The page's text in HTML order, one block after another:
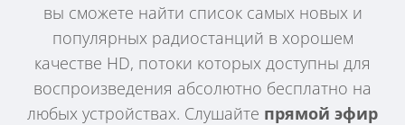
вы сможете найти список самых новых и
популярных радиостанций в хорошем
качестве HD, потоки которых доступны для
воспроизведения абсолютно бесплатно на
любых устройствах. Слушайте прямой эфир